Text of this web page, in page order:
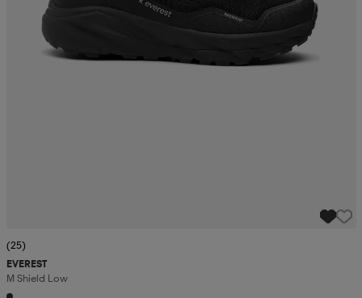
(25)
EVEREST
M Shield Low